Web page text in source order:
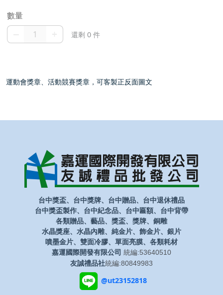
數量
還剩 0 件
運動會獎章、活動競賽獎章，可客製正反面圖文
台中獎盃、台中獎牌、台中贈品、台中退休禮品
台中獎盃製作、台中紀念品、台中匾額、台中背帶
各類贈品、藝品、獎盃、獎牌、銅雕
水晶獎座、水晶內雕、純金片、飾金片、銀片
噴墨金片、雙面冷膠、單面亮膜、各類耗材
嘉運國際開發有限公司 統編:53640510
友誠禮品社統編:80849983
@ut23152818